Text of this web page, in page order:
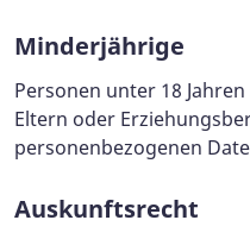
Minderjährige
Personen unter 18
Eltern oder
personenbezogenen
Auskunftsrecht